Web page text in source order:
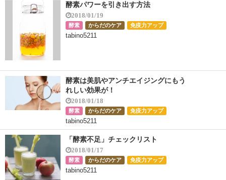
酵素パワーを引き出す方法
2018/01/19
酵素 からだのケア 免疫力アップ
tabino5211
酵素は美肌やアンチエイジングにもう
れしい効果が！
2018/01/18
酵素 からだのケア 免疫力アップ
tabino5211
「酵素不足」チェックリスト
2018/01/17
酵素 からだのケア 免疫力アップ
tabino5211